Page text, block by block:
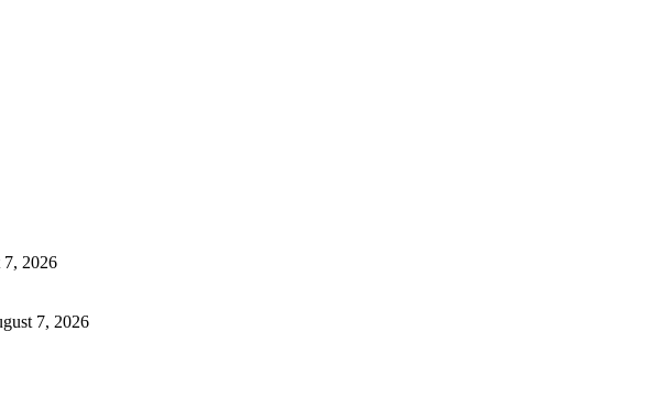
7, 2026
7, 2026